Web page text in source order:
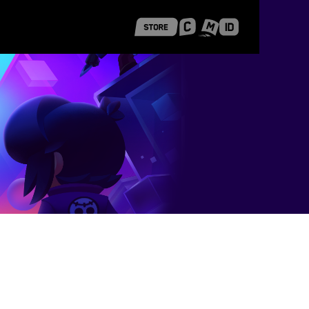
Career Stories